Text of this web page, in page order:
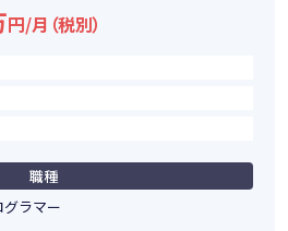
円/月（税別）
職種
ラマー